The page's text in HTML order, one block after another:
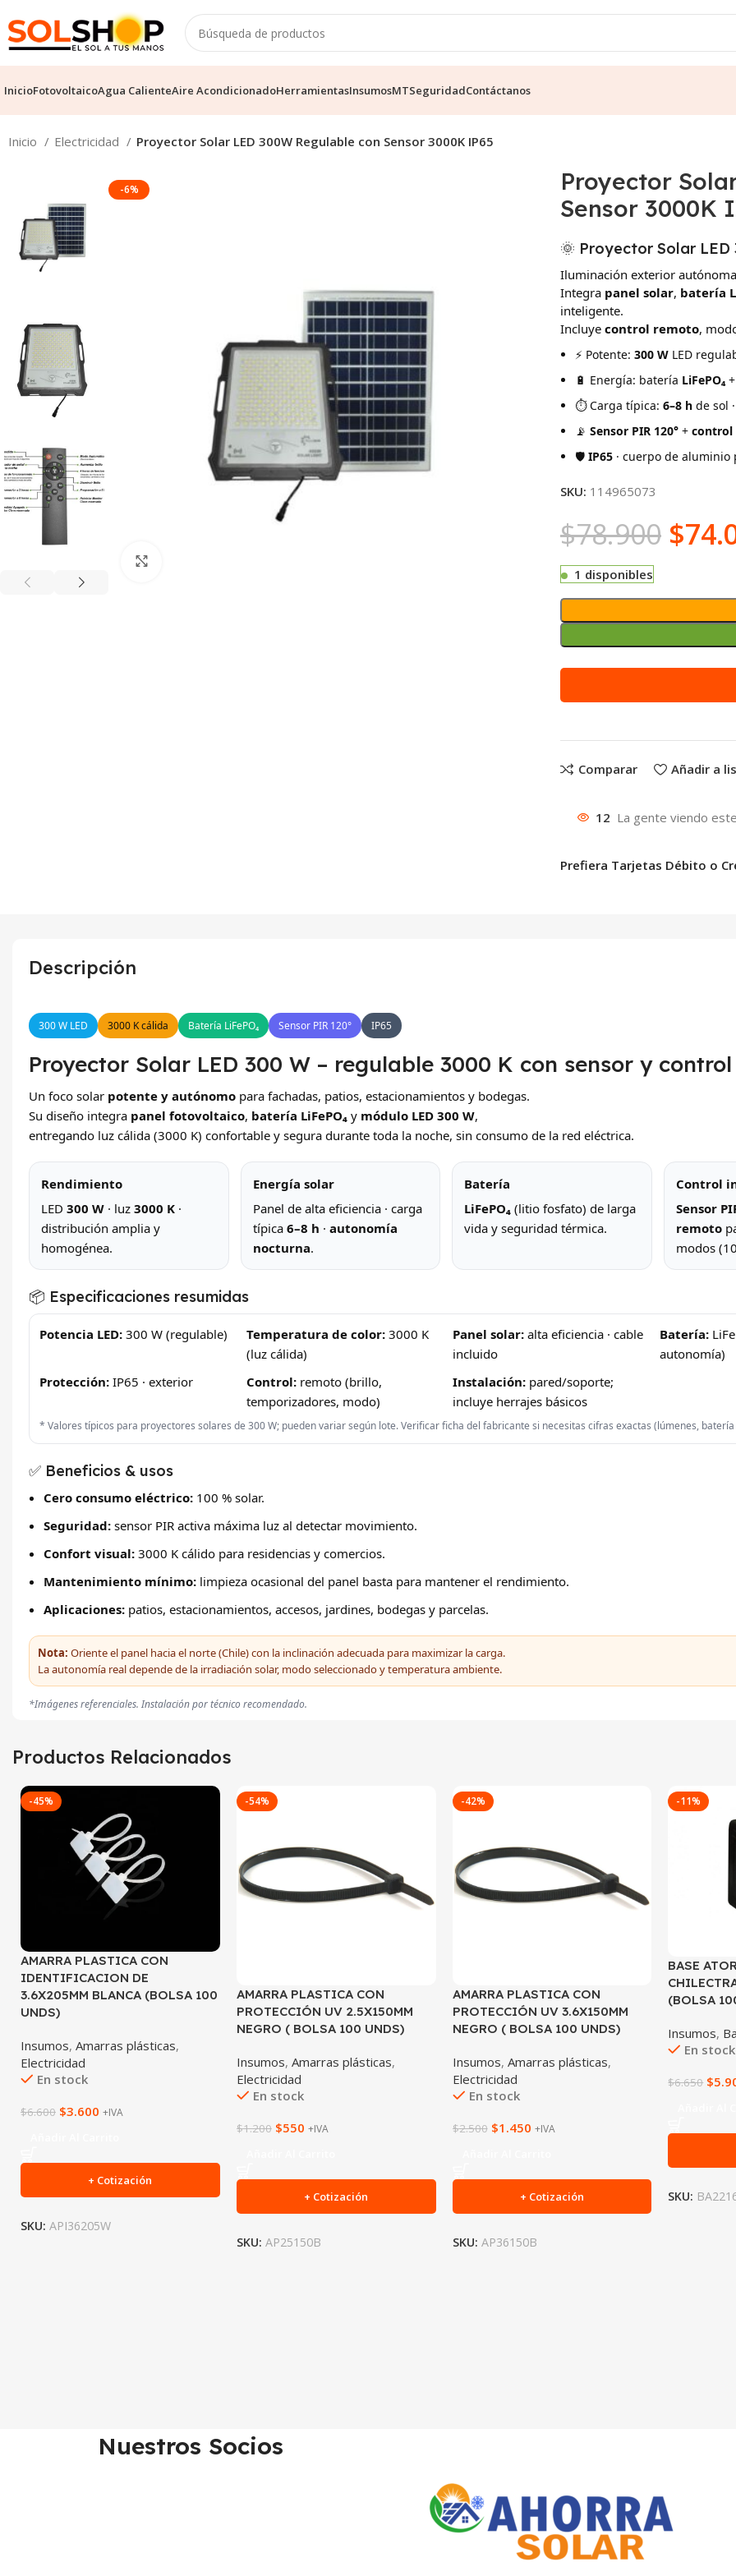
InicioFotovoltaicoAgua CalienteAire AcondicionadoHerramientasInsumosMTSeguridadContáctanos
Inicio Electricidad Proyector Solar LED 300W Regulable con Sensor 3000K IP65
-6%
Proyector
Sensor 3000K
🌞 Proyector Solar
Iluminación exterior
Integra panel solar, batería
inteligente.
Incluye control remoto,
⚡ Potente: 300 W LED
🔋 Energía: batería LiFePO₄
⏱️ Carga típica: 6–8 h de sol
📡 Sensor PIR 120° + control
🛡️ IP65 · cuerpo de
SKU: 114965073
$78.900 $
1 disponibles
Comparar Añadir a
12 La gente viendo
Prefiera Tarjetas Débito o
Descripción
300 W LED 3000 K cálida Batería LiFePO₄ Sensor PIR 120° IP65
Proyector Solar LED 300 W – regulable 3000 K con sensor y
Un foco solar potente y autónomo para fachadas, patios, estacionamientos y bodegas.
Su diseño integra panel fotovoltaico, batería LiFePO₄ y módulo LED 300 W,
entregando luz cálida (3000 K) confortable y segura durante toda la noche, sin consumo de la red eléctrica.
Rendimiento
LED 300 W · luz 3000 K ·
distribución amplia y
homogénea.
Energía solar
Panel de alta eficiencia · carga
típica 6–8 h · autonomía
nocturna.
Batería
LiFePO₄ (litio fosfato) de larga
vida y seguridad térmica.
Control
Sensor
remoto
modos
📦 Especificaciones resumidas
Potencia LED: 300 W (regulable) Temperatura de color:3000 K
(luz cálida)
Panel solar: alta eficiencia · cable
incluido
Batería:
autonomía)
Protección: IP65 · exterior Control:remoto (brillo,
temporizadores, modo)
Instalación: pared/soporte;
incluye herrajes básicos
* Valores típicos para proyectores solares de 300 W; pueden variar según lote. Verificar ficha del fabricante si necesitas cifras exactas (lúmenes,
✅ Beneficios & usos
Cero consumo eléctrico: 100 % solar.
Seguridad: sensor PIR activa máxima luz al detectar movimiento.
Confort visual: 3000 K cálido para residencias y comercios.
Mantenimiento mínimo: limpieza ocasional del panel basta para mantener el rendimiento.
Aplicaciones: patios, estacionamientos, accesos, jardines, bodegas y parcelas.
Nota: Oriente el panel hacia el norte (Chile) con la inclinación adecuada para maximizar la carga.
La autonomía real depende de la irradiación solar, modo seleccionado y temperatura ambiente.
*Imágenes referenciales. Instalación por técnico recomendado.
Productos Relacionados
-45%
AMARRA PLASTICA CON
IDENTIFICACION DE
3.6X205MM BLANCA (BOLSA 100
UNDS)
Insumos, Amarras plásticas,
Electricidad
En stock
$6.600 $3.600 +IVA
+ Cotización
SKU: API36205W
-54%
AMARRA PLASTICA CON
PROTECCIÓN UV 2.5X150MM
NEGRO ( BOLSA 100 UNDS)
Insumos, Amarras plásticas,
Electricidad
En stock
$1.200 $550 +IVA
+ Cotización
SKU: AP25150B
-42%
AMARRA PLASTICA CON
PROTECCIÓN UV 3.6X150MM
NEGRO ( BOLSA 100 UNDS)
Insumos, Amarras plásticas,
Electricidad
En stock
$2.500 $1.450 +IVA
+ Cotización
SKU: AP36150B
-11%
BASE
(BOLSA
Insumos,
En stock
$6.650 $
SKU:
Nuestros Socios